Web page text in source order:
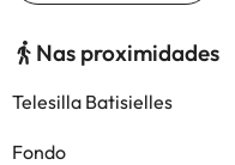
Nas proximidades
Telesilla Batisielles
Fondo